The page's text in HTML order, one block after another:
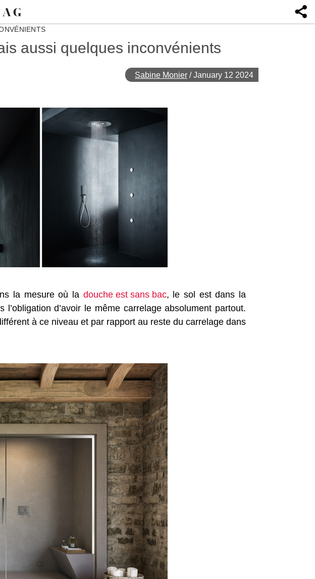
aussi quelques inconvénients
Sabine Monier /January 12 2024
la mesure où la douche est sans bac, le sol est dans la
d’avoir le même carrelage absolument partout.
à ce niveau et par rapport au reste du carrelage dans